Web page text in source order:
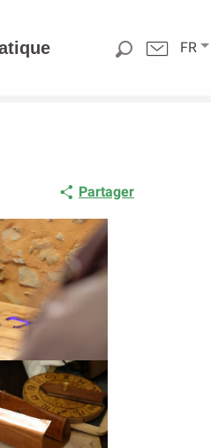
FR
Partager